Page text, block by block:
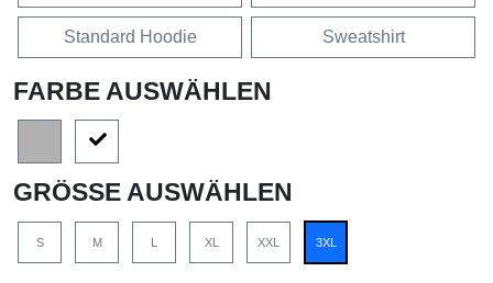
Standard Hoodie Sweatshirt
FARBE AUSWÄHLEN
GRÖSSE AUSWÄHLEN
S M L XL XXL 3XL